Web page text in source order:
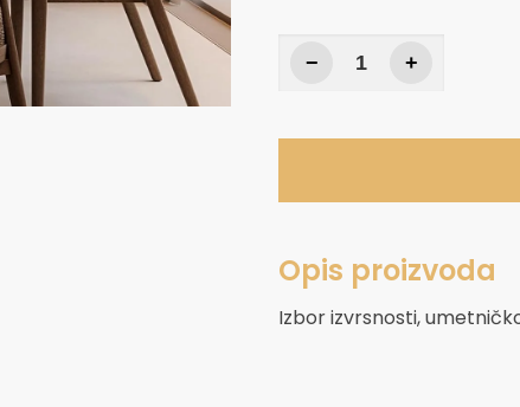
− +
Opis proizvoda
Izbor izvrsnosti,